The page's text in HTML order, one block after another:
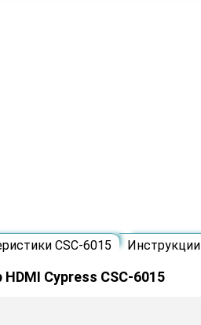
CSC-6015 Инструкции
Cypress CSC-6015